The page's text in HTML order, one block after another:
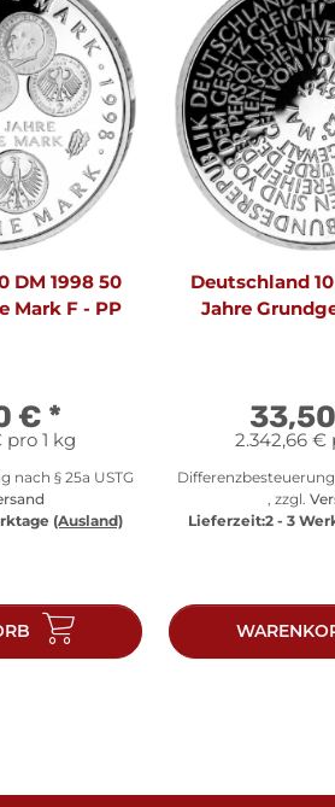
DM 1998 50
Mark F - PP
€ *
pro 1 kg
nach § 25a USTG
(Ausland)
Deutschland
Jahre
2.342,66 €
Differenzbesteuerung
, zzgl.
Lieferzeit:2 - 3